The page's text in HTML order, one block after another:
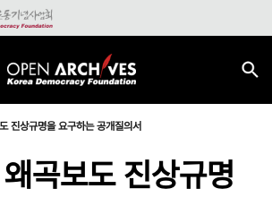
진상규명을 요구하는 공개질의서
곡보도 진상규명